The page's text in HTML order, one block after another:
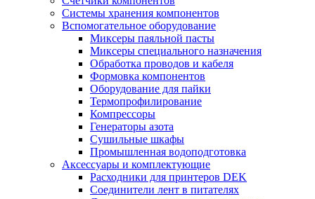
Системы хранения компонентов
Вспомогательное оборудование
Миксеры паяльной пасты
Миксеры специального назначения
Обработка проводов и кабеля
Формовка компонентов
Оборудование для пайки
Термопрофилирование
Компрессоры
Генераторы азота
Сушильные шкафы
Промышленная водоподготовка
Аксессуары и комплектующие
Расходники для принтеров DEK
Соединители лент в питателях